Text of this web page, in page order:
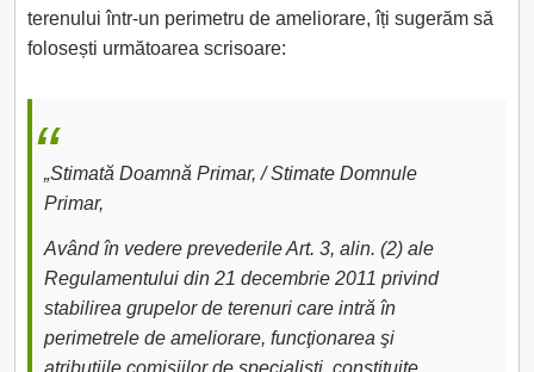
terenului într-un perimetru de ameliorare, îți sugerăm să
folosești următoarea scrisoare:
„Stimată Doamnă Primar, / Stimate Domnule
Primar,
Având în vedere prevederile Art. 3, alin. (2) ale
Regulamentului din 21 decembrie 2011 privind
stabilirea grupelor de terenuri care intră în
perimetrele de ameliorare, funcţionarea şi
atribuţiile comisiilor de specialişti, constituite